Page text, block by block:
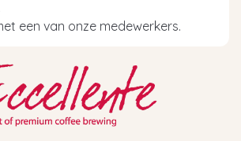
een van onze medewerkers.